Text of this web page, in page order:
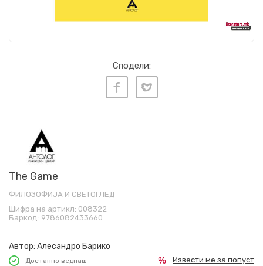
Сподели:
The Game
ФИЛОЗОФИЈА И СВЕТОГЛЕД
Шифра на артикл: 008322
Баркод: 9786082433660
Автор: Алесандро Барико
Достапно веднаш Извести ме за попуст